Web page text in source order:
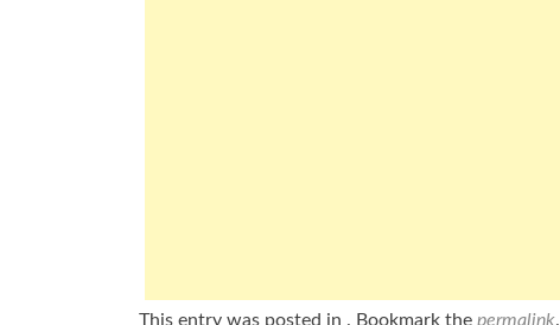
This entry was posted in . Bookmark the permalink.